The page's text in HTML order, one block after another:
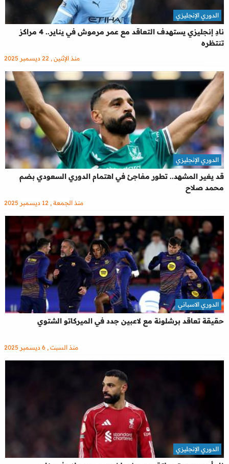
نادِ إنجليزي يستهدف التعاقد مع عمر مرموش في يناير.. 4 مراكز
تنتظره
الدوري الإنجليزي
منذ الإثنين , 22 ديسمبر 2025
قد يغير المشهد.. تطور مفاجئ في اهتمام الدوري السعودي بضم
محمد صلاح
الدوري الإنجليزي
منذ الجمعة , 12 ديسمبر 2025
حقيقة تعاقد برشلونة مع لاعبين جدد في الميركاتو الشتوي
الدوري الاسباني
منذ السبت , 6 ديسمبر 2025
الدوري الإنجليزي